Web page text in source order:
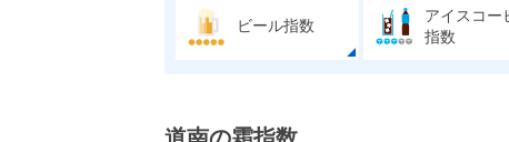
ビール指数
アイスコー
指数